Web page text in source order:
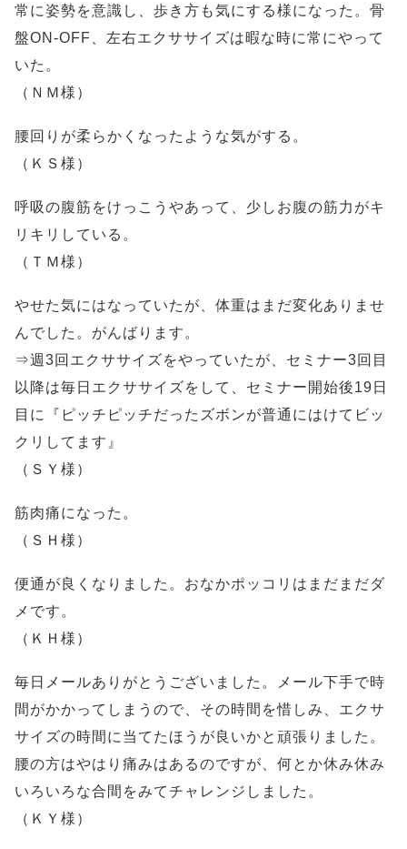
常に姿勢を意識し、歩き方も気にする様になった。骨
盤ON-OFF、左右エクササイズは暇な時に常にやって
いた。
（ＮＭ様）
腰回りが柔らかくなったような気がする。
（ＫＳ様）
呼吸の腹筋をけっこうやあって、少しお腹の筋力がキ
リキリしている。
（ＴＭ様）
やせた気にはなっていたが、体重はまだ変化ありませ
んでした。がんばります。
⇒週3回エクササイズをやっていたが、セミナー3回目
以降は毎日エクササイズをして、セミナー開始後19日
目に『ピッチピッチだったズボンが普通にはけてビッ
クリしてます』
（ＳＹ様）
筋肉痛になった。
（ＳＨ様）
便通が良くなりました。おなかポッコリはまだまだダ
メです。
（ＫＨ様）
毎日メールありがとうございました。メール下手で時
間がかかってしまうので、その時間を惜しみ、エクサ
サイズの時間に当てたほうが良いかと頑張りました。
腰の方はやはり痛みはあるのですが、何とか休み休み
いろいろな合間をみてチャレンジしました。
（ＫＹ様）